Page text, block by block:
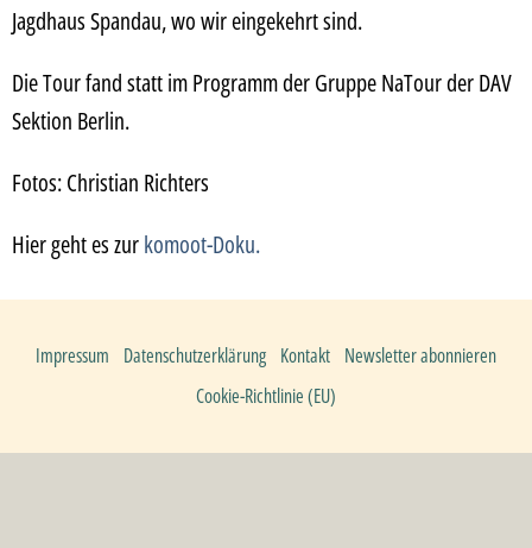
Jagdhaus Spandau, wo wir eingekehrt sind.
Die Tour fand statt im Programm der Gruppe NaTour der DAV
Sektion Berlin.
Fotos: Christian Richters
Hier geht es zurkomoot-Doku.
Impressum Datenschutzerklärung Kontakt Newsletter abonnieren
Cookie-Richtlinie (EU)